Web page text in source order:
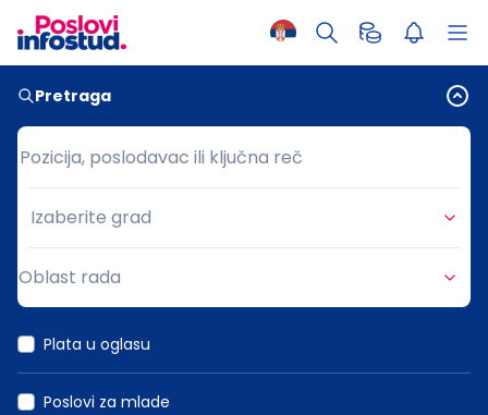
Pretraga
Pozicija, poslodavac ili ključna reč
Pozicija, poslodavac ili ključna reč
Grad
Izaberite grad
Oblast rada
Plata u oglasu
Poslovi za mlade